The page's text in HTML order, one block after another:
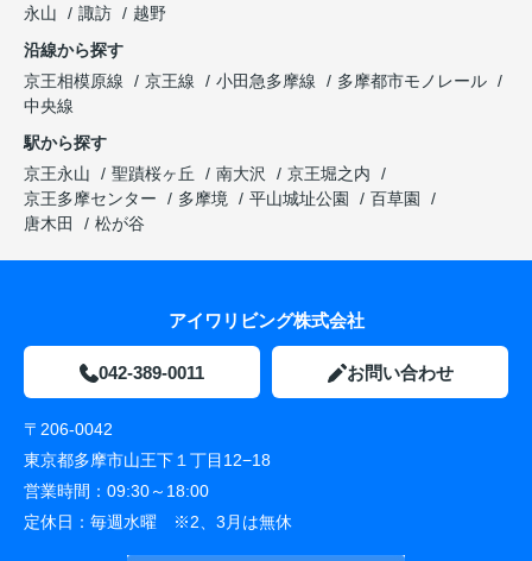
永山
諏訪
越野
沿線から探す
京王相模原線
京王線 小田急多摩線
多摩都市モノレール
中央線
駅から探す
京王永山
聖蹟桜ヶ丘 南大沢
京王堀之内
京王多摩センター
多摩境 平山城址公園
百草園
唐木田
松が谷
アイワリビング株式会社
042-389-0011 お問い合わせ
〒206-0042
東京都多摩市山王下１丁目12−18
営業時間： 09:30～18:00
定休日： 毎週水曜 ※2、3月は無休